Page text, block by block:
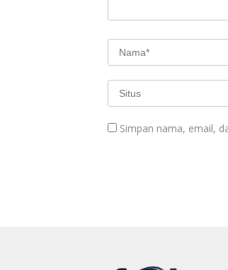
Simpan nama, email,